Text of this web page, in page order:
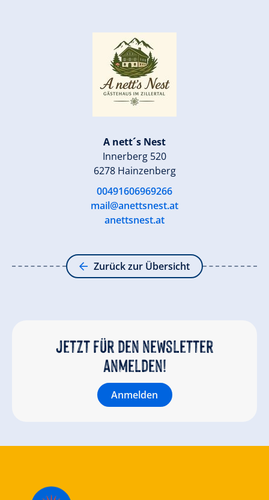
A nett´s Nest
Innerberg 520
6278 Hainzenberg
00491606969266
mail@anettsnest.at
anettsnest.at
Zurück zur Übersicht
Jetzt für den newsletter
anmelden!
Anmelden